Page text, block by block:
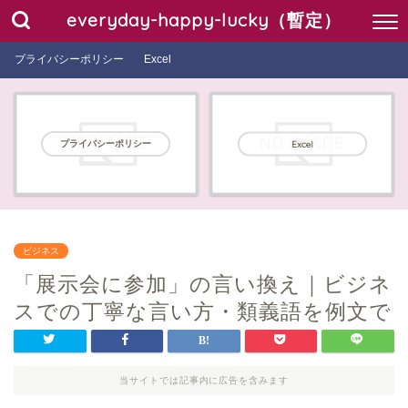
everyday-happy-lucky（暫定）
プライバシーポリシー Excel
プライバシーポリシー Excel
ビジネス
「展示会に参加」の言い換え｜ビジネ
スでの丁寧な言い方・類義語を例文で
当サイトでは記事内に広告を含みます